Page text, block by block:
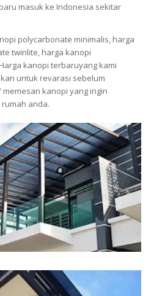
masuk ke Indonesia sekitar
polycarbonate minimalis, harga
twinlite, harga kanopi
kanopi terbaruyang kami
untuk revarasi sebelum
kanopi yang ingin
anda.